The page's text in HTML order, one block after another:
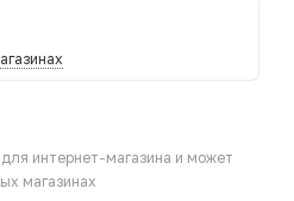
интернет-магазина и может
магазинах